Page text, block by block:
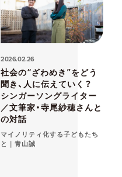
2026.02.26
社会の“ざわめき”をどう
聞き、人に伝えていく？
シンガーソングライター
／文筆家・寺尾紗穂さんと
の対話
マイノリティ化する子どもたち
と｜青山誠